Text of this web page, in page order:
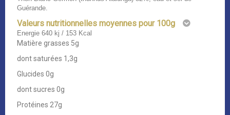
Guérande.
Valeurs nutritionnelles moyennes pour 100g
Energie 640 kj / 153 Kcal
Matière grasses 5g
dont saturées 1,3g
Glucides 0g
dont sucres 0g
Protéines 27g